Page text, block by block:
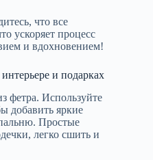
что все
ускоряет процесс
и вдохновением!
и подарках
фетра. Используйте
добавить яркие
Простые
легко сшить и